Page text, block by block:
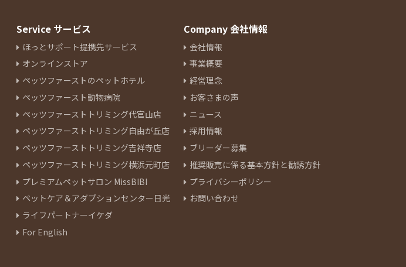
Service サービス
ほっとサポート提携先サービス
オンラインストア
ペッツファーストのペットホテル
ペッツファースト動物病院
ペッツファーストトリミング代官山店
ペッツファーストトリミング自由が丘店
ペッツファーストトリミング吉祥寺店
ペッツファーストトリミング横浜元町店
プレミアムペットサロン MissBIBI
ペットケア＆アダプションセンター日光
ライフパートナーイケダ
For English
Company 会社情報
会社情報
事業概要
経営理念
お客さまの声
ニュース
採用情報
ブリーダー募集
推奨販売に係る基本方針と勧誘方針
プライバシーポリシー
お問い合わせ